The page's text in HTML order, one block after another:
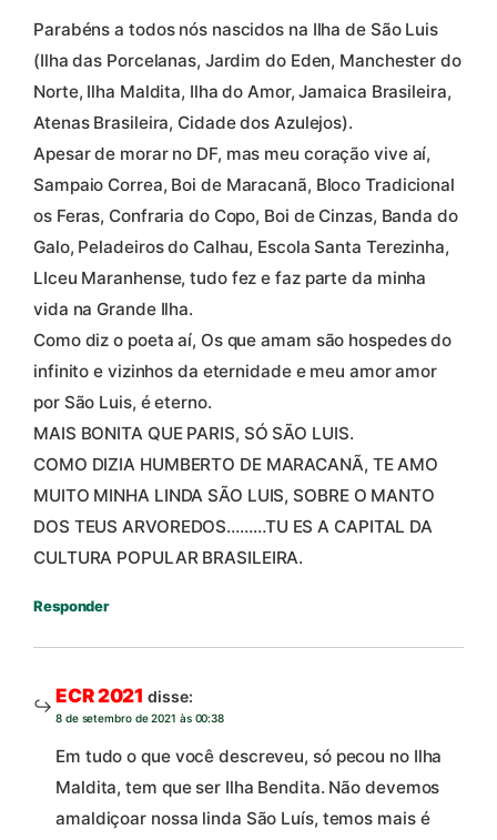
Parabéns a todos nós nascidos na Ilha de São Luis
(Ilha das Porcelanas, Jardim do Eden, Manchester do
Norte, Ilha Maldita, Ilha do Amor, Jamaica Brasileira,
Atenas Brasileira, Cidade dos Azulejos).
Apesar de morar no DF, mas meu coração vive aí,
Sampaio Correa, Boi de Maracanã, Bloco Tradicional
os Feras, Confraria do Copo, Boi de Cinzas, Banda do
Galo, Peladeiros do Calhau, Escola Santa Terezinha,
LIceu Maranhense, tudo fez e faz parte da minha
vida na Grande Ilha.
Como diz o poeta aí, Os que amam são hospedes do
infinito e vizinhos da eternidade e meu amor amor
por São Luis, é eterno.
MAIS BONITA QUE PARIS, SÓ SÃO LUIS.
COMO DIZIA HUMBERTO DE MARACANÃ, TE AMO
MUITO MINHA LINDA SÃO LUIS, SOBRE O MANTO
DOS TEUS ARVOREDOS………TU ES A CAPITAL DA
CULTURA POPULAR BRASILEIRA.
Responder
ECR 2021 disse:
8 de setembro de 2021 às 00:38
Em tudo o que você descreveu, só pecou no Ilha
Maldita, tem que ser Ilha Bendita. Não devemos
amaldiçoar nossa linda São Luís, temos mais é